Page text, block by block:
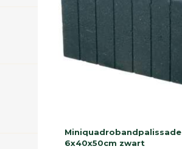
Miniquadrobandpalissade
6x40x50cm zwart